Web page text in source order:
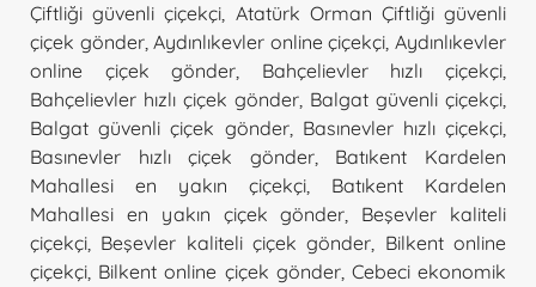
Çiftliği güvenli çiçekçi, Atatürk Orman Çiftliği güvenli
çiçek gönder,Aydınlıkevler online çiçekçi,Aydınlıkevler
online çiçek gönder, Bahçelievler hızlı çiçekçi,
Bahçelievler hızlı çiçek gönder, Balgat güvenli çiçekçi,
Balgat güvenli çiçek gönder, Basınevler hızlı çiçekçi,
Basınevler hızlı çiçek gönder, Batıkent Kardelen
Mahallesi en yakın çiçekçi, Batıkent Kardelen
Mahallesi en yakın çiçek gönder, Beşevler kaliteli
çiçekçi, Beşevler kaliteli çiçek gönder, Bilkent online
çiçekçi, Bilkent online çiçek gönder, Cebeci ekonomik